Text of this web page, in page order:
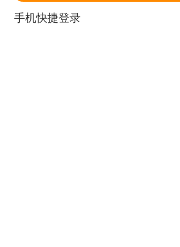
手机快捷登录